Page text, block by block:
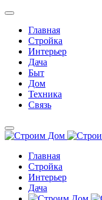
Главная
Стройка
Интерьер
Дача
Быт
Дом
Техника
Связь
Главная
Стройка
Интерьер
Дача